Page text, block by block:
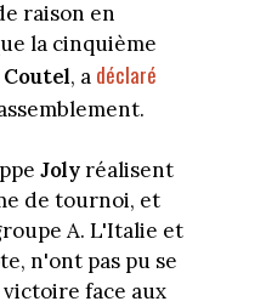
raison en
la cinquième
Coutel, a déclaré
Jolyréalisent
de tournoi, et
A. L'Italie et
n'ont pas pu se
victoire face aux